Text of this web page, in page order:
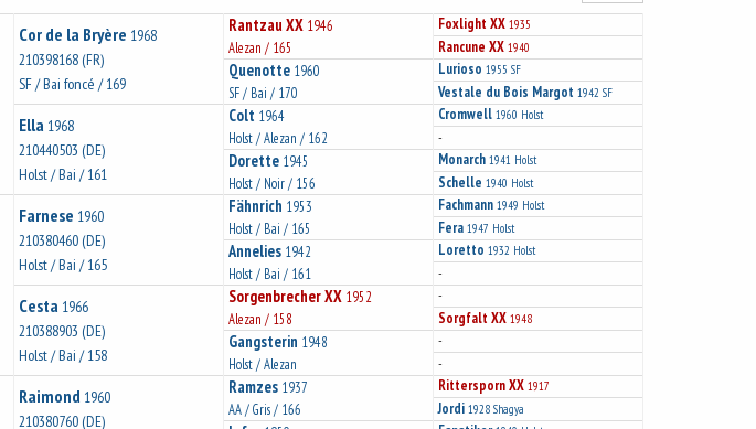
Cor de la Bryère 1968
210398168 (FR)
SF / Bai foncé / 169
Rantzau XX 1946
Alezan / 165
Foxlight XX 1935
Rancune XX 1940
Quenotte 1960
SF / Bai / 170
Lurioso 1955 SF
Vestale du Bois Margot 1942 SF
Ella 1968
210440503 (DE)
Holst / Bai / 161
Colt 1964
Holst / Alezan / 162
Cromwell 1960 Holst
-
Dorette 1945
Holst / Noir / 156
Monarch 1941 Holst
Schelle 1940 Holst
Farnese 1960
210380460 (DE)
Holst / Bai / 165
Fähnrich 1953
Holst / Bai / 165
Fachmann 1949 Holst
Fera 1947 Holst
Annelies 1942
Holst / Bai / 161
Loretto 1932 Holst
-
Cesta 1966
210388903 (DE)
Holst / Bai / 158
Sorgenbrecher XX 1952
Alezan / 158
-
Sorgfalt XX 1948
Gangsterin 1948
Holst / Alezan
-
-
Raimond 1960
210380760 (DE)
Ramzes 1937
AA / Gris / 166
Rittersporn XX 1917
Jordi 1928 Shagya